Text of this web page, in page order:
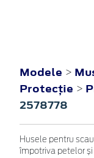
Modele >
Protecţie >
2578778
Husele pentru
împotriva petelor